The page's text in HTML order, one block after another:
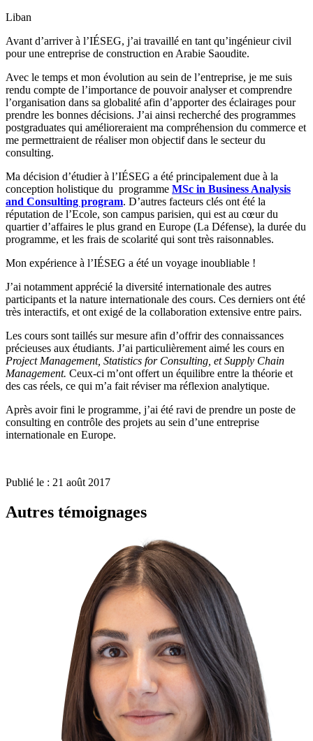
Liban
Avant d’arriver à l’IÉSEG, j’ai travaillé en tant qu’ingénieur civil
pour une entreprise de construction en Arabie Saoudite.
Avec le temps et mon évolution au sein de l’entreprise, je me suis
rendu compte de l’importance de pouvoir analyser et comprendre
l’organisation dans sa globalité afin d’apporter des éclairages pour
prendre les bonnes décisions. J’ai ainsi recherché des programmes
postgraduates qui amélioreraient ma compréhension du commerce et
me permettraient de réaliser mon objectif dans le secteur du
consulting.
Ma décision d’étudier à l’IÉSEG a été principalement due à la
conception holistique du programme MSc in Business Analysis
and Consulting program. D’autres facteurs clés ont été la
réputation de l’Ecole, son campus parisien, qui est au cœur du
quartier d’affaires le plus grand en Europe (La Défense), la durée du
programme, et les frais de scolarité qui sont très raisonnables.
Mon expérience à l’IÉSEG a été un voyage inoubliable !
J’ai notamment apprécié la diversité internationale des autres
participants et la nature internationale des cours. Ces derniers ont été
très interactifs, et ont exigé de la collaboration extensive entre pairs.
Les cours sont taillés sur mesure afin d’offrir des connaissances
précieuses aux étudiants. J’ai particulièrement aimé les cours en
Project Management, Statistics for Consulting, et Supply Chain
Management. Ceux-ci m’ont offert un équilibre entre la théorie et
des cas réels, ce qui m’a fait réviser ma réflexion analytique.
Après avoir fini le programme, j’ai été ravi de prendre un poste de
consulting en contrôle des projets au sein d’une entreprise
internationale en Europe.
Publié le : 21 août 2017
Autres témoignages